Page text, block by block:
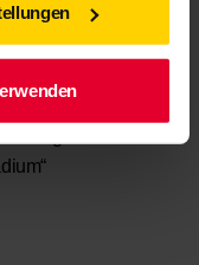
komplett, nur